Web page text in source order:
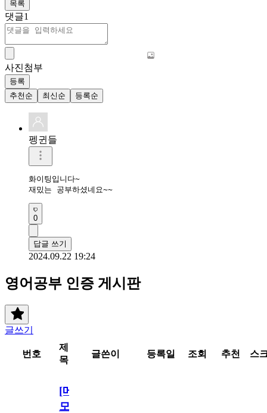
목록
댓글1
사진첨부
등록
추천순
최신순 등록순
펭귄들
화이팅입니다~
재밌는 공부하셨네요~~
0
답글 쓰기
2024.09.22 19:24
영어공부 인증 게시판
글쓰기
번호
제
목
글쓴이 등록일 조회 추천 스
[메
모